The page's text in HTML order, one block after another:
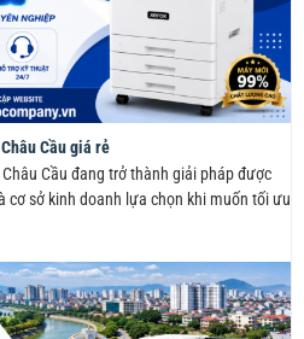
Cầu giá rẻ
Cầu đang trở thành giải pháp được
cơ sở kinh doanh lựa chọn khi muốn tối ưu